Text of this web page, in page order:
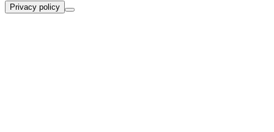
Privacy policy